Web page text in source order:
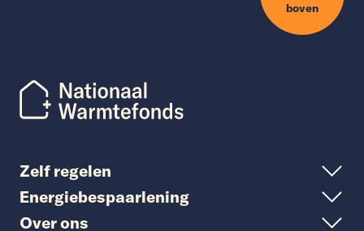
boven
Zelf regelen
Energiebespaarlening
Over ons